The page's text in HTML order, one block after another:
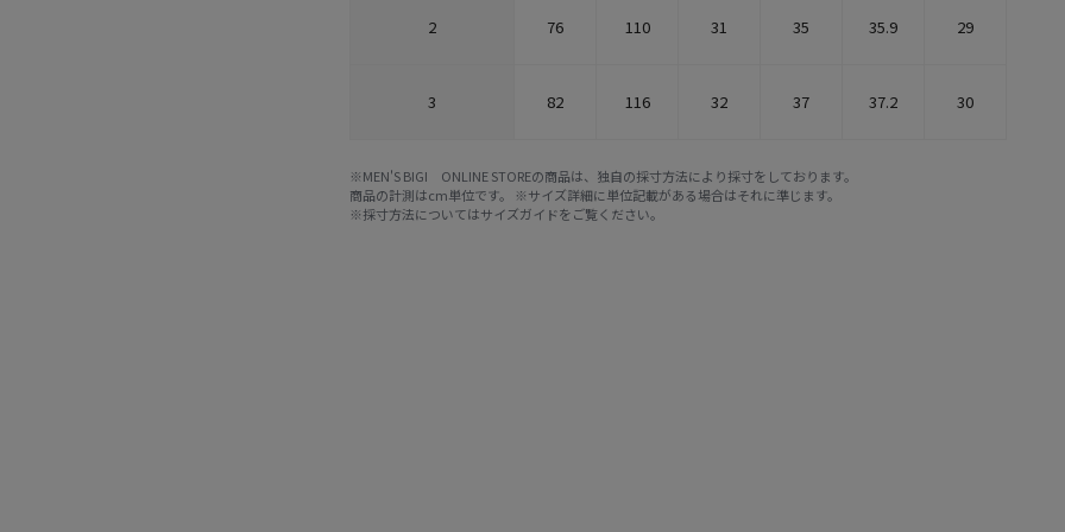
2 76 110 31 35 35.9 29
3 82 116 32 37 37.2 30
※MEN'S BIGI ONLINE STOREの商品は、独自の採寸方法により採寸をしております。
商品の計測はcm単位です。 ※サイズ詳細に単位記載がある場合はそれに準じます。
※採寸方法についてはサイズガイドをご覧ください。